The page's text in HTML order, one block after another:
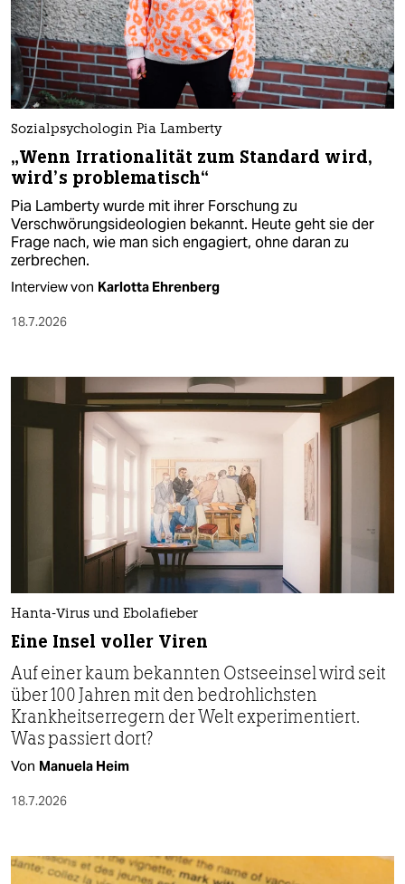
Sozialpsychologin Pia Lamberty
„Wenn Irrationalität zum Standard wird,
wird’s problematisch“
Pia Lamberty wurde mit ihrer Forschung zu
Verschwörungsideologien bekannt. Heute geht sie der
Frage nach, wie man sich engagiert, ohne daran zu
zerbrechen.
Interview von Karlotta Ehrenberg
18.7.2026
Hanta-Virus und Ebolafieber
Eine Insel voller Viren
Auf einer kaum bekannten Ostseeinsel wird seit
über 100 Jahren mit den bedrohlichsten
Krankheitserregern der Welt experimentiert.
Was passiert dort?
Von Manuela Heim
18.7.2026